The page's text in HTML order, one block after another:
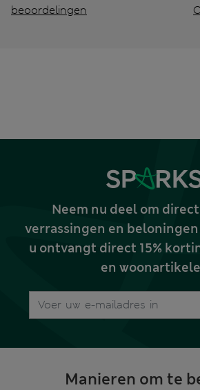
beoordelingen
Neem nu deel om
verrassingen en
u ontvangt direct 15%
en
Manieren om te